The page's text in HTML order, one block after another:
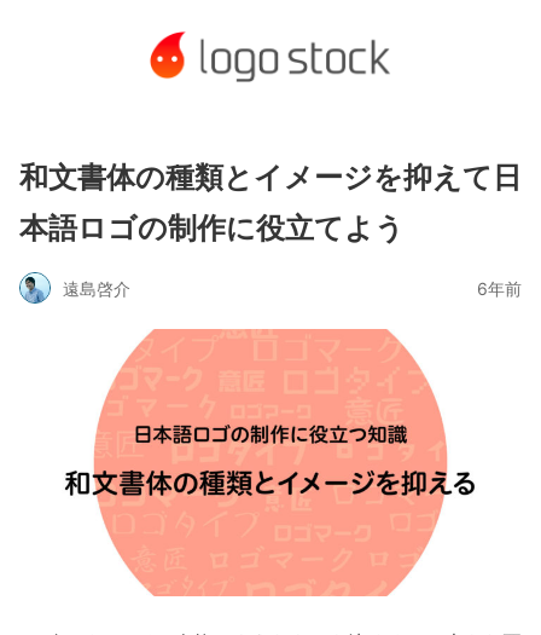
和文書体の種類とイメージを抑えて日
本語ロゴの制作に役立てよう
遠島啓介 6年前